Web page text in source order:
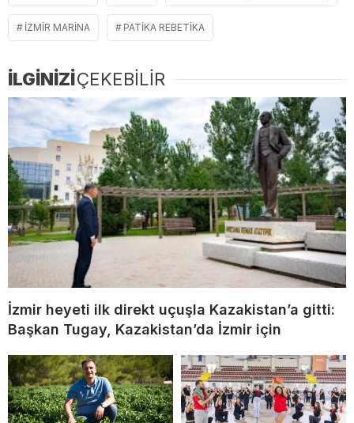
IZMIR MARINA PATIKA REBETIKA
İLGİNİZİÇEKEBİLİR
İzmir heyeti ilk direkt uçuşla Kazakistan’a gitti:
Başkan Tugay, Kazakistan’da İzmir için